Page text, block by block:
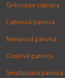
Grilovacie súpravy
Liatinová panvica
Nerezová panvica
Oceľová panvica
Smaltovaná panvica